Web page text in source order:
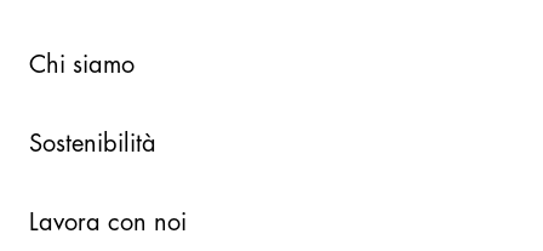
Chi siamo
Sostenibilità
Lavora con noi